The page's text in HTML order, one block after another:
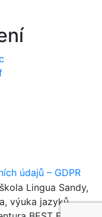
údajů – GDPR
Lingua Sandy,
výuka jazyků